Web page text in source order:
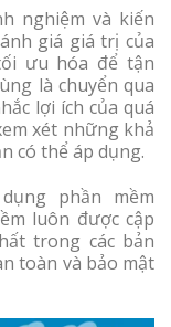
nghiệm và kiến
giá giá trị của
ưu hóa để tận
là chuyển qua
lợi ích của quá
xét những khả
có thể áp dụng.
phần mềm
luôn được cập
trong các bản
toàn và bảo mật